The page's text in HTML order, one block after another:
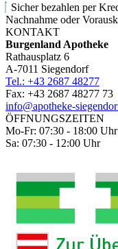
Sicher bezahlen per
Nachnahme oder
KONTAKT
Burgenland Apotheke
Rathausplatz 6
A-7011 Siegendorf
Tel.: +43 2687 48277
Fax: +43 2687 48277 73
info@apotheke-
ÖFFNUNGSZEITEN
Mo-Fr: 07:30 - 18:00 Uhr
Sa: 07:30 - 12:00 Uhr